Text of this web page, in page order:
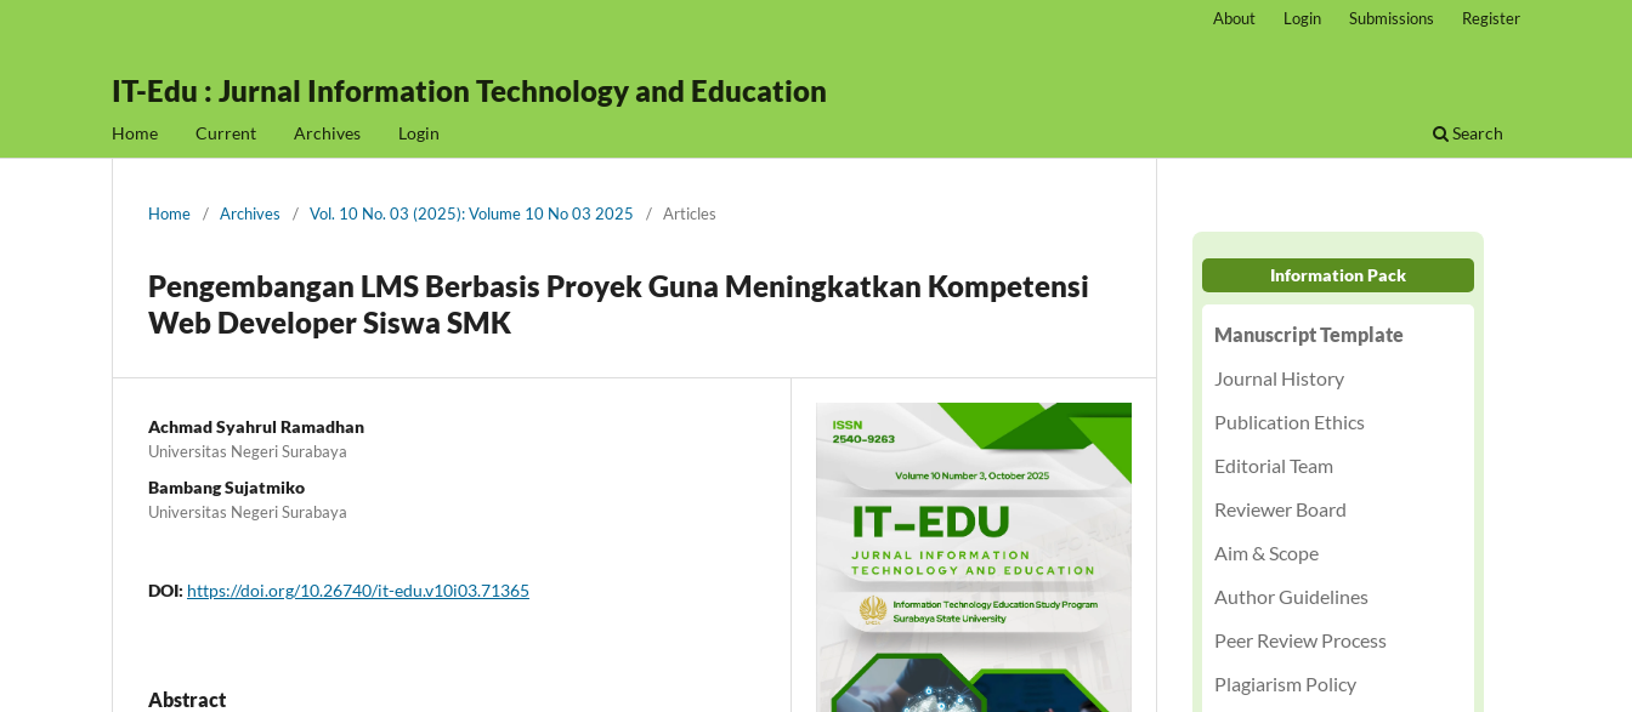
IT-Edu : Jurnal Information Technology and Education
Home Current Archives Login Search
About Login Submissions Register
Home / Archives / Vol. 10 No. 03 (2025): Volume 10 No 03 2025 / Articles
Pengembangan LMS Berbasis Proyek Guna Meningkatkan Kompetensi
Web Developer Siswa SMK
Achmad Syahrul Ramadhan
Universitas Negeri Surabaya
Bambang Sujatmiko
Universitas Negeri Surabaya
DOI: https://doi.org/10.26740/it-edu.v10i03.71365
Abstract
Information Pack
Manuscript Template
Journal History
Publication Ethics
Editorial Team
Reviewer Board
Aim & Scope
Author Guidelines
Peer Review Process
Plagiarism Policy